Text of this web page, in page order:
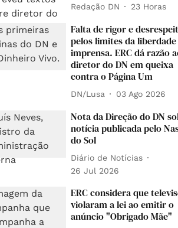
Redação DN 23 Horas
Falta de rigor e
pelos limites da
imprensa. ERC dá razão
diretor do DN em queixa
contra o Página Um
DN/Lusa 03 Ago 2026
Nota da Direção do DN
notícia publicada pelo
do Sol
Diário de Notícias
26 Jul 2026
ERC considera que
violaram a lei ao emitir o
anúncio "Obrigado Mãe"